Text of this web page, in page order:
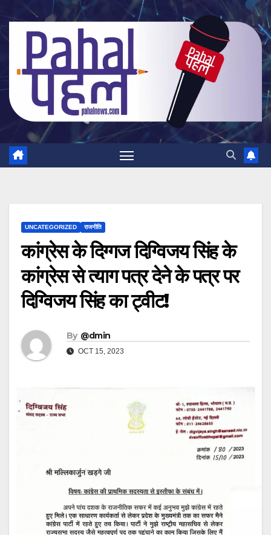
to
UNCATEGORIZED राजनीति
कांग्रेस के दिग्गज दिग्विजय सिंह के
कांग्रेस से त्याग पत्र देने के पत्र पर
दिग्विजय सिंह का ट्वीट!
By @dmin
OCT 15, 2023